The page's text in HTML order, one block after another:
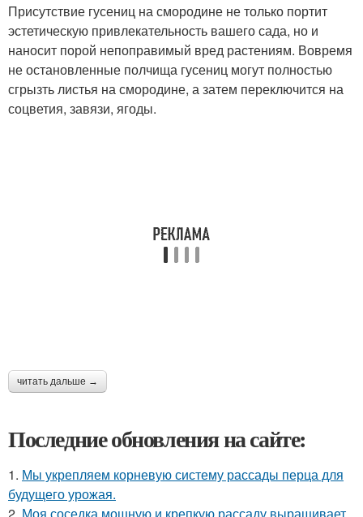
Присутствие гусениц на смородине не только портит
эстетическую привлекательность вашего сада, но и
наносит порой непоправимый вред растениям. Вовремя
не остановленные полчища гусениц могут полностью
сгрызть листья на смородине, а затем переключится на
соцветия, завязи, ягоды.
читать дальше →
Последние обновления на сайте:
1. Мы укрепляем корневую систему рассады перца для
будущего урожая.
2. Моя соседка мощную и крепкую рассаду выращивает.